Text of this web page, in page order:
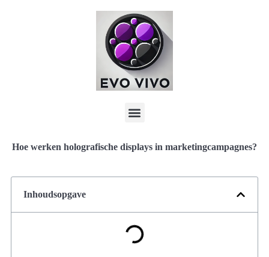
Hoe werken holografische displays in marketingcampagnes?
Inhoudsopgave